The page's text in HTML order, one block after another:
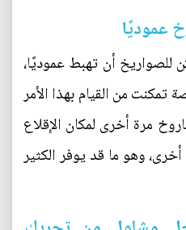
عموديًا
للصواريخ أن تهبط عموديًا،
من القيام بهذا الأمر
مرة أخرى لمكان الإقلاع
وهو ما قد يوفر الكثير